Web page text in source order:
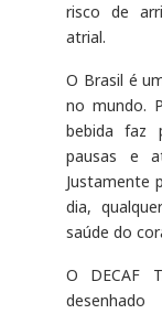
risco de
atrial.
O Brasil é
no mundo.
bebida faz
pausas e
Justamente
dia,
saúde do
O DECAF